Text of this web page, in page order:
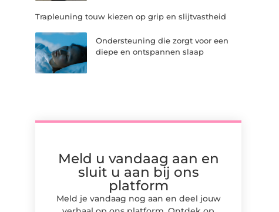
Trapleuning touw kiezen op grip en slijtvastheid
Ondersteuning die zorgt voor een
diepe en ontspannen slaap
Meld u vandaag aan en
sluit u aan bij ons
platform
Meld je vandaag nog aan en deel jouw